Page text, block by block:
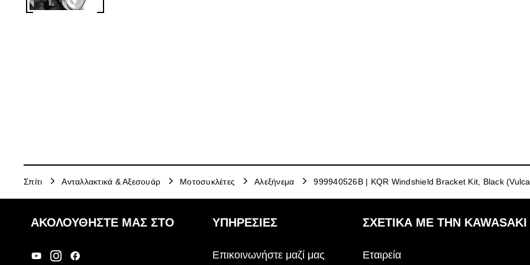
Σπίτι Ανταλλακτικά & Αξεσουάρ Μοτοσυκλέτες Αλεξήνεμα 999940526B | KQR Windshield Bracket Kit, Black
ΑΚΟΛΟΥΘΉΣΤΕ ΜΑΣ ΣΤΟ ΥΠΗΡΕΣΙΕΣ
Επικοινωνήστε μαζί μας
ΣΧΕΤΙΚΆ ΜΕ ΤΗΝ KAWASAKI
Εταιρεία